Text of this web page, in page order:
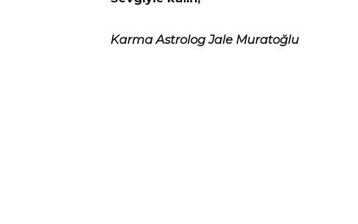
Karma Astrolog Jale Muratoğlu